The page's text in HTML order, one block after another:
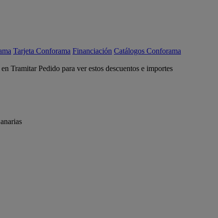
Tarjeta Conforama Financiación Catálogos Conforama
Tramitar Pedido para ver estos descuentos e importes